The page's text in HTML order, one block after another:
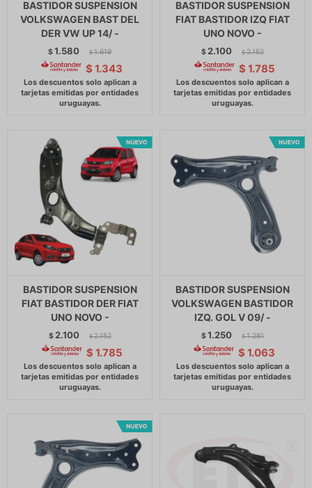
BASTIDOR SUSPENSION
VOLKSWAGEN BAST DEL
DER VW UP 14/ -
$1.580 $ 1.619
$ 1.343
BASTIDOR SUSPENSION
FIAT BASTIDOR IZQ FIAT
UNO NOVO -
$ 2.100 $ 2.152
$ 1.785
BASTIDOR SUSPENSION
FIAT BASTIDOR DER FIAT
UNO NOVO -
$ 2.100 $ 2.152
$ 1.785
BASTIDOR SUSPENSION
VOLKSWAGEN BASTIDOR
IZQ. GOL V 09/ -
$1.250 $ 1.281
$ 1.063